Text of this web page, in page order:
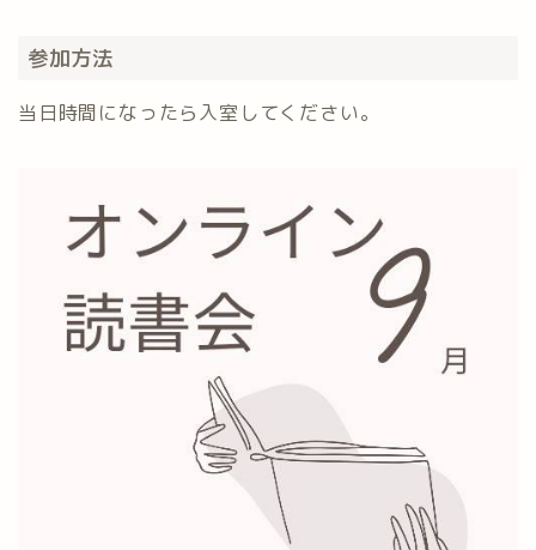
参加方法
当日時間になったら入室してください。